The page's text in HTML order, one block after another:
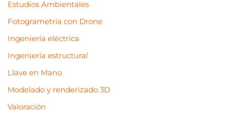
Estudios Ambientales
Fotogrametría con Drone
Ingeniería eléctrica
Ingeniería estructural
Llave en Mano
Modelado y renderizado 3D
Valoración